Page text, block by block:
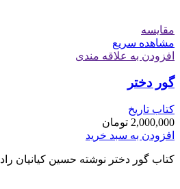
مقایسه
مشاهده سریع
افزودن به علاقه مندی
گور دختر
کتاب تاریخ
2,000,000 تومان
افزودن به سبد خرید
کتاب گور دختر نوشته حسین کیانیان راد